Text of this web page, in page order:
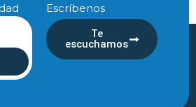
Escríbenos
Te
escuchamos